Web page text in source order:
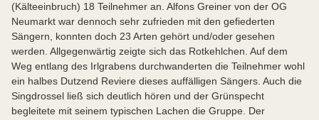
(Kälteeinbruch) 18 Teilnehmer an. Alfons Greiner von der OG
Neumarkt war dennoch sehr zufrieden mit den gefiederten
Sängern, konnten doch 23 Arten gehört und/oder gesehen
werden. Allgegenwärtig zeigte sich das Rotkehlchen. Auf dem
Weg entlang des Irlgrabens durchwanderten die Teilnehmer wohl
ein halbes Dutzend Reviere dieses auffälligen Sängers. Auch die
Singdrossel ließ sich deutlich hören und der Grünspecht
begleitete mit seinem typischen Lachen die Gruppe. Der